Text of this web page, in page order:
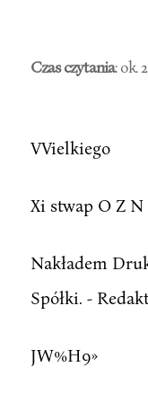
Czas czytania: ok.
VVielkiego
Xi stwap O Z N
Nakładem
Spółki. -
JW%H9»